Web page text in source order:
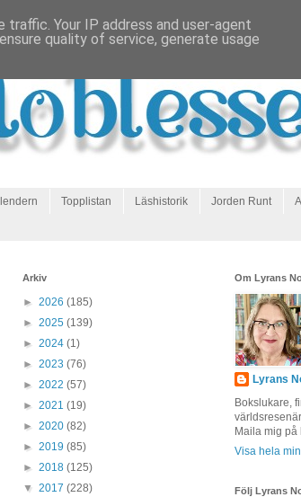
Topplistan Läshistorik Jorden Runt
Arkiv
► 2026 (185)
► 2025 (139)
► 2024 (1)
► 2023 (76)
► 2022 (57)
► 2021 (19)
► 2020 (82)
► 2019 (85)
► 2018 (125)
▼ 2017 (228)
Om Lyrans
Lyrans
Bokslukare,
Maila mig på
Visa hela
Följ Lyrans
Your IP address and user-agent
quality of service, generate usage